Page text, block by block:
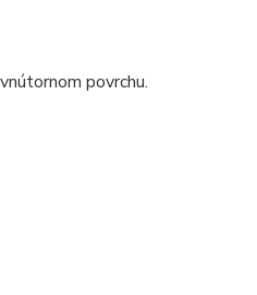
povrchu.